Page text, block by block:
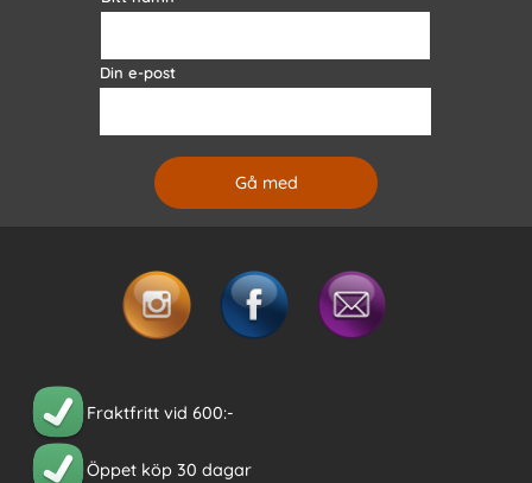
Din e-post
Fraktfritt vid 600:-
Öppet köp 30 dagar